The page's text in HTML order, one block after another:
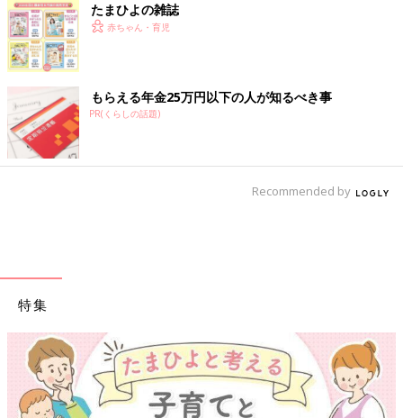
たまひよの雑誌
赤ちゃん・育児
もらえる年金25万円以下の人が知るべき事
PR(くらしの話題)
Recommended by
特集